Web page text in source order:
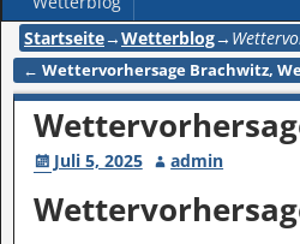
Startseite→Wetterblog→
Artikelnavigation
← Wettervorhersage Brachwitz,
Juli 5, 2025 admin